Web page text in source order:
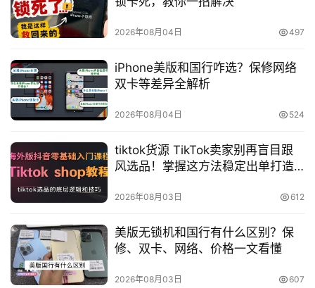
2026年08月04日 497
iPhone美版和国行咋选？保修网络
双卡等差异全解析
2026年08月04日 524
tiktok货源 TikTok卖家别再盲目跟
风选品！掌握这方法稳定出单打造
2026年08月03日 612
美版无锁机和国行有什么区别？保
修、双卡、网络、价格一文看懂
2026年08月03日 607